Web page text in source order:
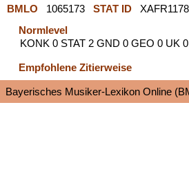
BMLO 1065173 STAT ID
Normlevel
KONK 0 STAT 2 GND 0 GEO 0 UK
Empfohlene Zitierweise
Bayerisches Musiker-Lexikon Online